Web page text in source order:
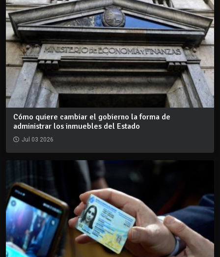
Cómo quiere cambiar el gobierno la forma de
administrar los inmuebles del Estado
Jul 03 2026